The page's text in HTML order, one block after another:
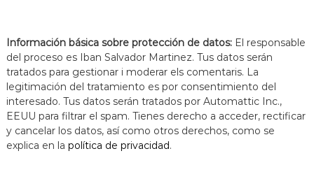
Información básica sobre protección de datos: El responsable
del proceso es Iban Salvador Martinez. Tus datos serán
tratados para gestionar i moderar els comentaris. La
legitimación del tratamiento es por consentimiento del
interesado. Tus datos serán tratados por Automattic Inc.,
EEUU para filtrar el spam. Tienes derecho a acceder, rectificar
y cancelar los datos, así como otros derechos, como se
explica en la política de privacidad.